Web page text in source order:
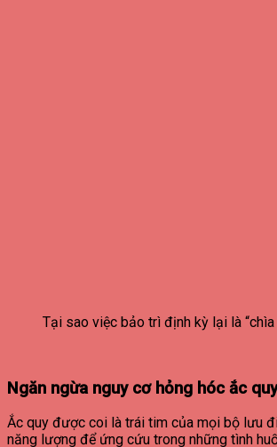
Tại sao việc bảo trì định kỳ lại là
Ngăn ngừa nguy cơ hỏng hóc ắc
Ắc quy được coi là trái tim của mọi bộ lưu
năng lượng để ứng cứu trong những tình